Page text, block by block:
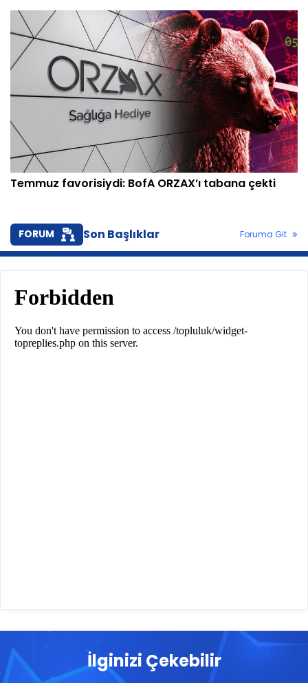
Temmuz favorisiydi: BofA ORZAX’ı tabana çekti
FORUM Son Başlıklar Foruma Git
İlginizi Çekebilir